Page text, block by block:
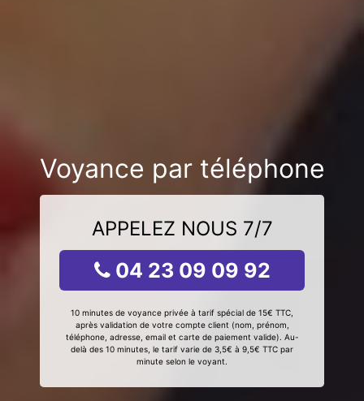
Voyance par téléphone
APPELEZ NOUS 7/7
04 23 09 09 92
10 minutes de voyance privée à tarif spécial de 15€ TTC,
après validation de votre compte client (nom, prénom,
téléphone, adresse, email et carte de paiement valide). Au-
delà des 10 minutes, le tarif varie de 3,5€ à 9,5€ TTC par
minute selon le voyant.